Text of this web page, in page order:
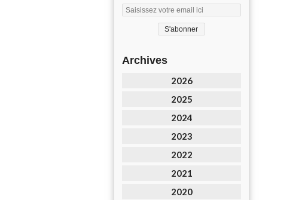
Archives
2026
2025
2024
2023
2022
2021
2020